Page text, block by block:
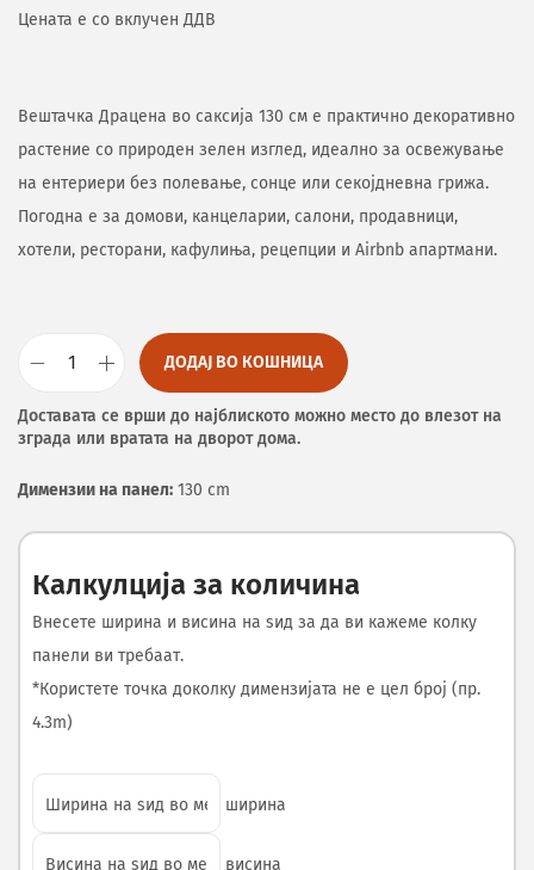
Цената е со вклучен ДДВ
Вештачка Драцена во саксија 130 см е практично декоративно
растение со природен зелен изглед, идеално за освежување
на ентериери без полевање, сонце или секојдневна грижа.
Погодна е за домови, канцеларии, салони, продавници,
хотели, ресторани, кафулиња, рецепции и Airbnb апартмани.
ДОДАЈ ВО КОШНИЦА
Доставата се врши до најблиското можно место до влезот на
зграда или вратата на дворот дома.
Димензии на панел: 130 cm
Калкулција за количина
Внесете ширина и висина на ѕид за да ви кажеме колку
панели ви требаат.
*Користете точка доколку димензијата не е цел број (пр.
4.3m)
ширина
висина